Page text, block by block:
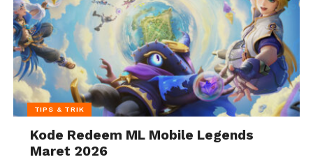
TIPS & TRIK
Kode Redeem ML Mobile Legends
Maret 2026